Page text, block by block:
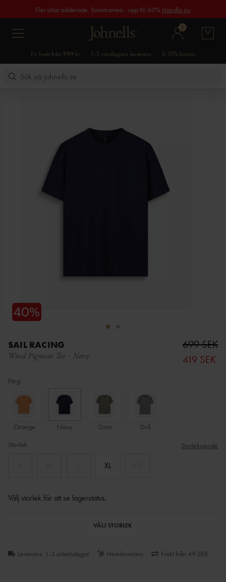
Fler stilar adderade. Sommarrea - upp till 60% Handla nu
1
Fri frakt från 999 kr 1-3 vardagars leverans 5-10% bonus
SAIL RACING
Wind Pigment Tee - Navy
699 SEK
419 SEK
Färg
Orange Navy Grön
Grå
Storlek
Storleksguide
XL
Välj storlek för att se lagerstatus.
VÄLJ STORLEK
Leverans: 1-3 arbetsdagar Hemleverans Frakt från 49 SEK